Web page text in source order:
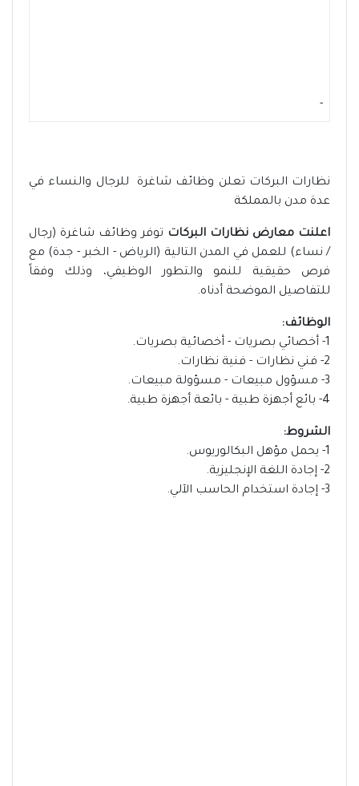
-
نظارات البركات تعلن وظائف شاغرة للرجال والنساء في
عدة مدن بالمملكة
اعلنت معارض نظارات البركات توفر وظائف شاغرة (رجال
/ نساء) للعمل في المدن التالية (الرياض - الخبر - جدة) مع
فرص حقيقية للنمو والتطور الوظيفي، وذلك وفقاً
للتفاصيل الموضحة أدناه.
الوظائف:
1- أخصائي بصريات - أخصائية بصريات.
2- فني نظارات - فنية نظارات.
3- مسؤول مبيعات - مسؤولة مبيعات.
4- بائع أجهزة طبية - بائعة أجهزة طبية.
الشروط:
1- يحمل مؤهل البكالوريوس.
2- إجادة اللغة الإنجليزية.
3- إجادة استخدام الحاسب الآلي.